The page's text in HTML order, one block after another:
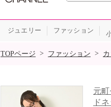
ジュエリー ファッション
SALE
TOPページ > ファッション >
元
ド